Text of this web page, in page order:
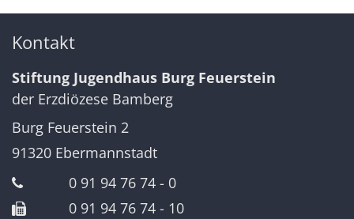
Kontakt
Stiftung Jugendhaus Burg Feuerstein
der Erzdiözese Bamberg
Burg Feuerstein 2
91320 Ebermannstadt
0 91 94 76 74 - 0
0 91 94 76 74 - 10